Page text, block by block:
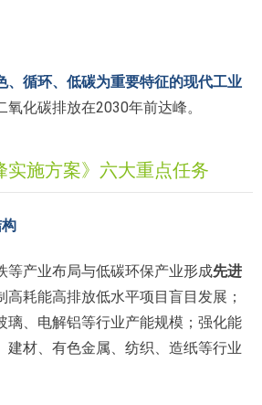
、循环、低碳为重要特征的现代工业
化碳排放在2030年前达峰。
实施方案》六大重点任务
等产业布局与低碳环保产业形成先进
高耗能高排放低水平项目盲目发展；
璃、电解铝等行业产能规模；强化能
建材、有色金属、纺织、造纸等行业